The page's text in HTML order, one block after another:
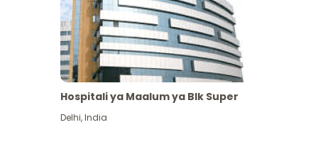
Hospitali ya Maalum ya Blk Super
Delhi,India